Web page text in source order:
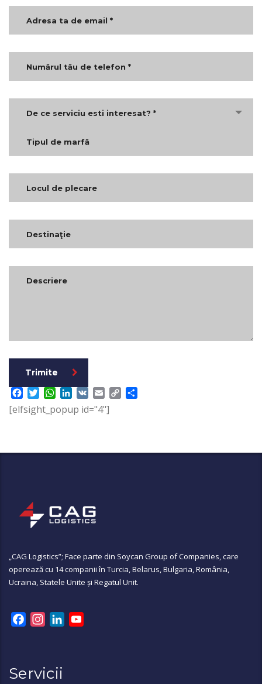
De ce serviciu esti interesat? *
Trimite
Facebook
TwitterWhatsApp
LinkedIn
VK EmailCopy
[elfsight_popup id="4"]
„CAG Logistics”; Face parte din Soycan Group of Companies, care
operează cu 14 companii în Turcia, Belarus, Bulgaria, România,
Ucraina, Statele Unite și Regatul Unit.
FacebookInstagramLinkedIn
Servicii